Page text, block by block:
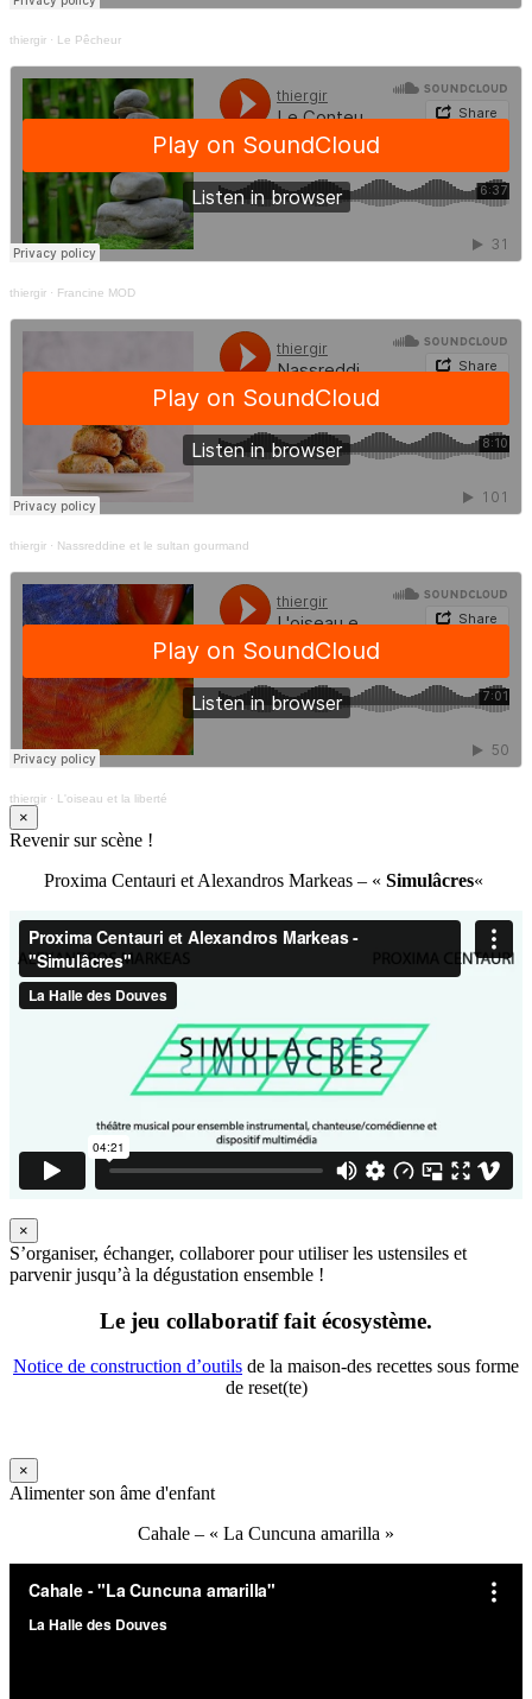
thiergir · Le Pêcheur
thiergir · Francine MOD
thiergir · Nassreddine et le sultan gourmand
thiergir · L'oiseau et la liberté
×
Revenir sur scène !
Proxima Centauri et Alexandros Markeas – « Simulâcres«
×
S’organiser, échanger, collaborer pour utiliser les ustensiles et
parvenir jusqu’à la dégustation ensemble !
Le jeu collaboratif fait écosystème.
Notice de construction d’outils de la maison-des recettes sous forme
de reset(te)
×
Alimenter son âme d'enfant
Cahale – « La Cuncuna amarilla »